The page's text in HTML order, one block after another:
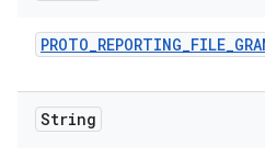
PROTO_REPORTING_FILE_
String